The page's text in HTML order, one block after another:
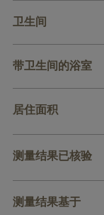
卫生间
带卫生间的浴室
居住面积
测量结果已核验
测量结果基于